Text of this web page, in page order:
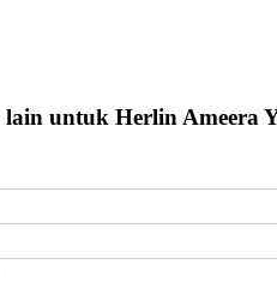
untuk Herlin Ameera